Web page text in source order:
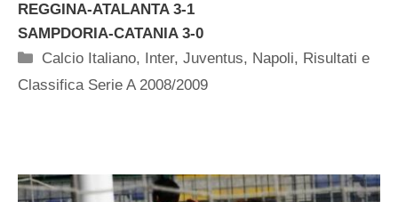
REGGINA-ATALANTA 3-1
SAMPDORIA-CATANIA 3-0
Categorie
Calcio Italiano, Inter,Juventus, Napoli, Risultati e
Classifica Serie A 2008/2009